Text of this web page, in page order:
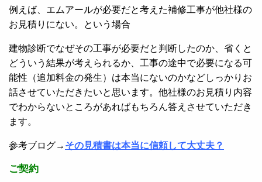
例えば、エムアールが必要だと考えた補修工事が他社様の
お見積りにない。という場合
建物診断でなぜその工事が必要だと判断したのか、省くと
どういう結果が考えられるか、工事の途中で必要になる可
能性（追加料金の発生）は本当にないのかなどしっかりお
話させていただきたいと思います。他社様のお見積り内容
でわからないところがあればもちろん答えさせていただき
ます。
参考ブログ→ その見積書は本当に信頼して大丈夫？
ご契約